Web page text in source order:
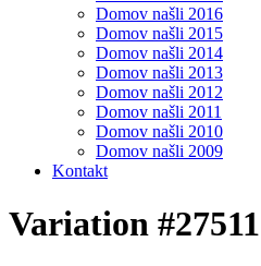
Domov našli 2016
Domov našli 2015
Domov našli 2014
Domov našli 2013
Domov našli 2012
Domov našli 2011
Domov našli 2010
Domov našli 2009
Kontakt
Variation